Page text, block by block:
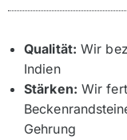
Qualität: Wir
Indien
Stärken: Wir
Gehrung